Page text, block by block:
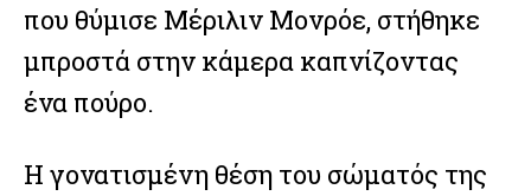
που θύμισε Μέριλιν Μονρόε, στήθηκε
μπροστά στην κάμερα καπνίζοντας
ένα πούρο.
Η γονατισμένη θέση του σώματός της